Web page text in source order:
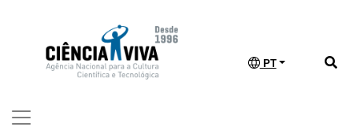
PT